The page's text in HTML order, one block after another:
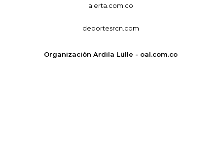
alerta.com.co
deportesrcn.com
Organización Ardila Lülle - oal.com.co